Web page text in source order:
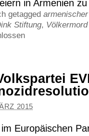
in Armenien
getagged
Stiftung,
2015
Europäischen